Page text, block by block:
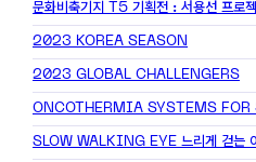
문화비축기지 T5 기획전 : 서용선 프로
2023 KOREA SEASON
2023 GLOBAL CHALLENGERS
ONCOTHERMIA SYSTEMS FOR
SLOW WALKING EYE 느리게 걷는